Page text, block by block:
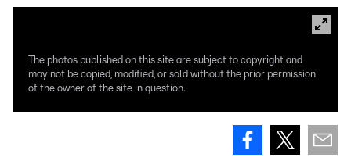
The photos published on this site are subject to copyright and
may not be copied, modified, or sold without the prior permission
of the owner of the site in question.